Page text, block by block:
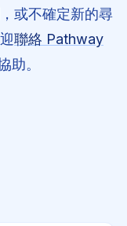
或不確定新的尋
聯絡 Pathway
助。